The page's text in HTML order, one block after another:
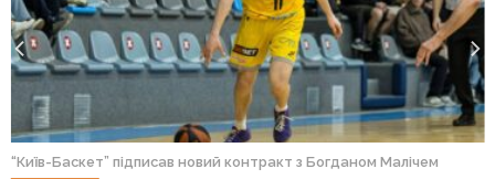
“Київ-Баскет” підписав новий контракт з Богданом Малічем